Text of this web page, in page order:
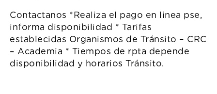
Contactanos *Realiza el pago en linea pse,
informa disponibilidad * Tarifas
establecidas Organismos de Tránsito – CRC
– Academia * Tiempos de rpta depende
disponibilidad y horarios Tránsito.